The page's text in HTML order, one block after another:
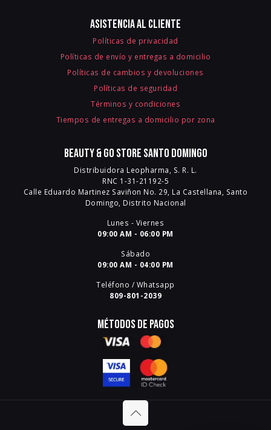
Asistencia al cliente
Políticas de privacidad
Políticas de envío y entregas a domicilio
Políticas de cambios y devoluciones
Políticas de seguridad
Términos y condiciones
Tiempos de entregas a domicilio por zona
Beauty & Go Store Santo Domingo
Distribuidora Leopharma, S. R. L.
RNC 1-31-21192-5
Calle Eduardo Martinez Saviñon No. 29, La Castellana, Santo
Domingo, Distrito Nacional
Lunes - Viernes
09:00 AM - 06:00 PM
Sábado
09:00 AM - 04:00 PM
Teléfono / Whatsapp
809-801-2039
Métodos de pagos